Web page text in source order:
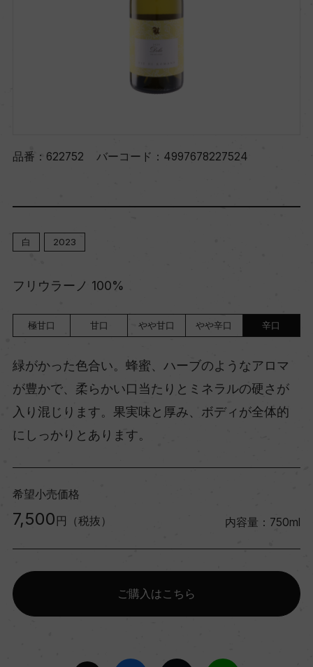
品番： 622752 バーコード： 4997678227524
白 2023
フリウラーノ 100%
極甘口 甘口 やや甘口 やや辛口 辛口
緑がかった色合い。蜂蜜、ハーブのようなアロマ
が豊かで、柔らかい口当たりとミネラルの硬さが
入り混じります。果実味と厚み、ボディが全体的
にしっかりとあります。
希望小売価格
7,500 円（税抜） 内容量：750ml
ご購入はこちら